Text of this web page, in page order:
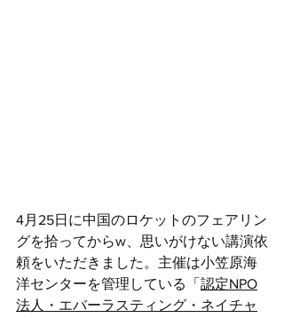
4月25日に中国のロケットのフェアリン
グを拾ってからw、思いがけない講演依
頼をいただきました。主催は小笠原海
洋センターを管理している「 認定NPO
法人・エバーラスティング・ネイチャ